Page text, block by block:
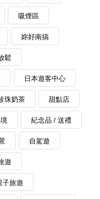
吸煙區
妳好南搞
鬆
日本遊客中心
珠奶茶 甜點店
紀念品 / 送禮
自駕遊
遊
子旅遊